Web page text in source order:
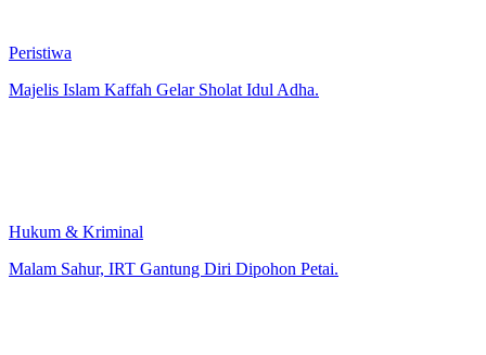
Peristiwa
Majelis Islam Kaffah Gelar Sholat Idul Adha.
Hukum & Kriminal
Malam Sahur, IRT Gantung Diri Dipohon Petai.